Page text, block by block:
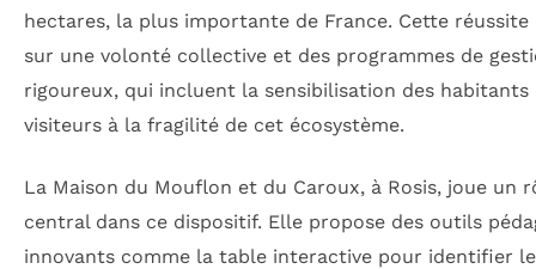
hectares, la plus importante de France. Cette réussite
sur une volonté collective et des programmes de
rigoureux, qui incluent la sensibilisation des habitants
visiteurs à la fragilité de cet écosystème.
La Maison du Mouflon et du Caroux, à Rosis, joue un
central dans ce dispositif. Elle propose des outils
innovants comme la table interactive pour identifier